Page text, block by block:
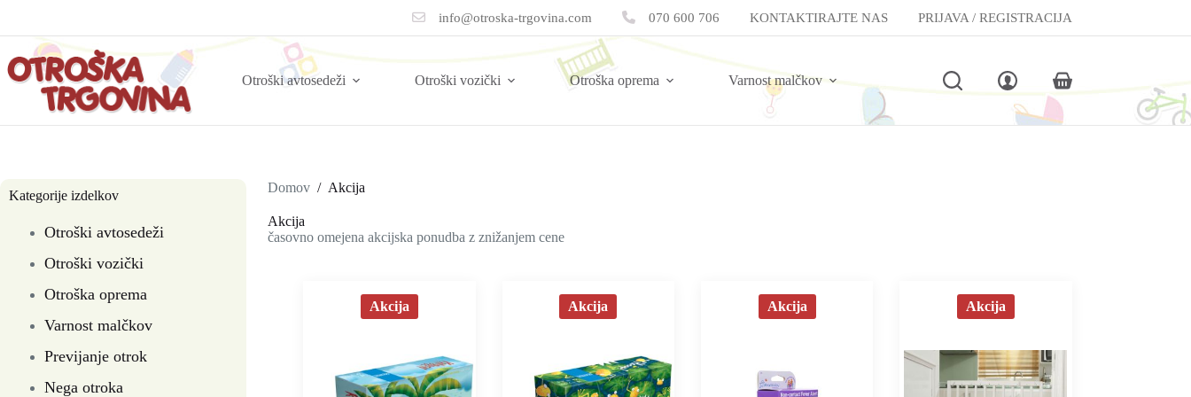
info@otroska-trgovina.com 070 600 706 KONTAKTIRAJTE NAS PRIJAVA / REGISTRACIJA
Otroški avtosedeži Otroški vozički Otroška oprema Varnost malčkov
Shopping
cart
Domov / Akcija
Akcija
časovno omejena akcijska ponudba z znižanjem cene
Akcija Akcija Akcija Akcija
Kategorije izdelkov
Otroški avtosedeži
Otroški vozički
Otroška oprema
Varnost malčkov
Previjanje otrok
Nega otroka